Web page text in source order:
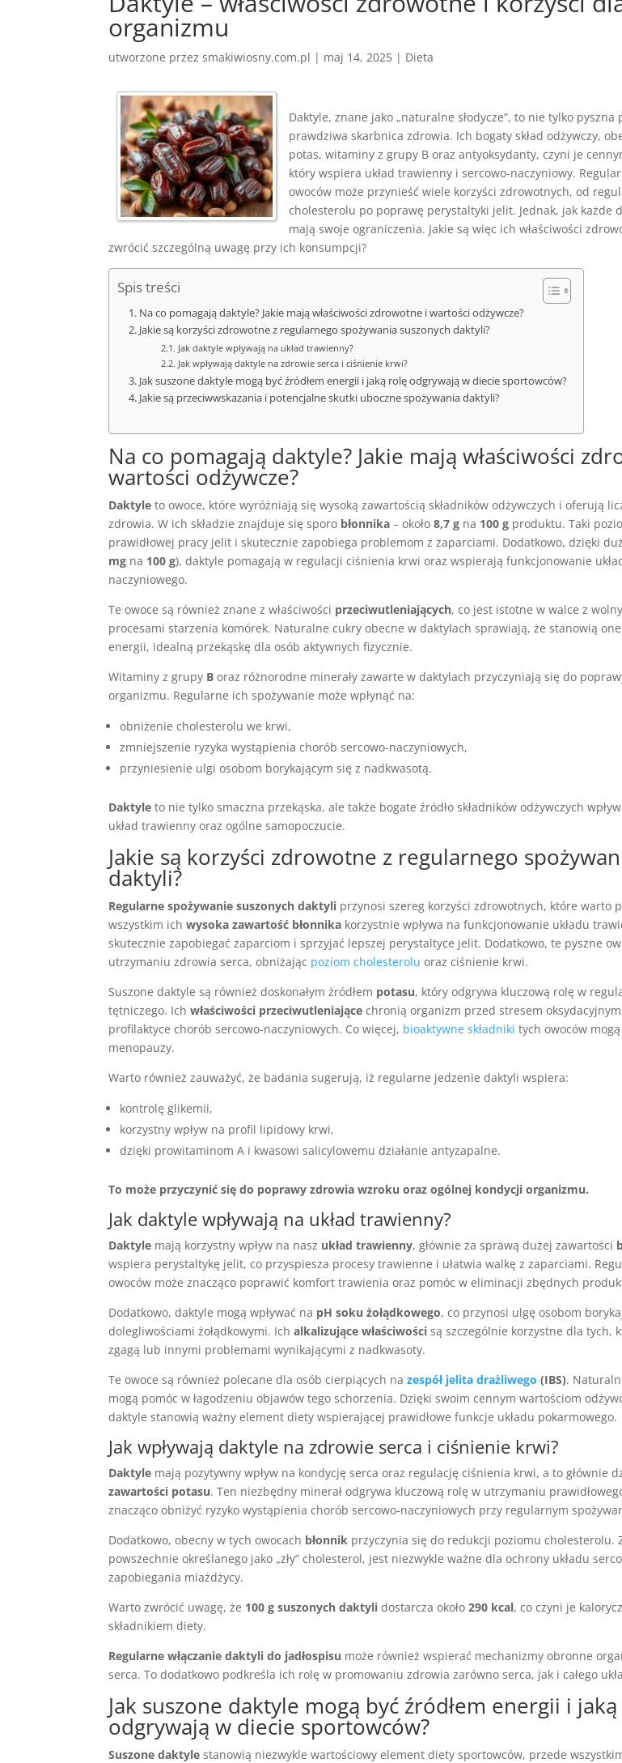
organizmu
utworzone przezsmakiwiosny.com.pl | maj 14, 2025 | Dieta
Daktyle, znane jako „naturalne słodycze”, to nie tylko pyszna
prawdziwa skarbnica zdrowia. Ich bogaty skład odżywczy,
potas, witaminy z grupy B oraz antyoksydanty, czyni je
który wspiera układ trawienny i sercowo-naczyniowy.
owoców może przynieść wiele korzyści zdrowotnych, od
cholesterolu po poprawę perystaltyki jelit. Jednak, jak każde
mają swoje ograniczenia. Jakie są więc ich właściwości
zwrócić szczególną uwagę przy ich konsumpcji?
Spis treści
Na co pomagają daktyle? Jakie mają właściwości zdrowotne i wartości odżywcze?
Jakie są korzyści zdrowotne z regularnego spożywania suszonych daktyli?
Jak daktyle wpływają na układ trawienny?
Jak wpływają daktyle na zdrowie serca i ciśnienie krwi?
Jak suszone daktyle mogą być źródłem energii i jaką rolę odgrywają w diecie sportowców?
Jakie są przeciwwskazania i potencjalne skutki uboczne spożywania daktyli?
Na co pomagają daktyle? Jakie mają właściwości
wartości odżywcze?
Daktyle to owoce, które wyróżniają się wysoką zawartością składników odżywczych i oferują
zdrowia. W ich składzie znajduje się sporo błonnika – około8,7 g na 100 g produktu. Taki
prawidłowej pracy jelit i skutecznie zapobiega problemom z zaparciami. Dodatkowo, dzięki
mg na 100 g), daktyle pomagają w regulacji ciśnienia krwi oraz wspierają funkcjonowanie
naczyniowego.
Te owoce są również znane z właściwości przeciwutleniających, co jest istotne w walce z
procesami starzenia komórek. Naturalne cukry obecne w daktylach sprawiają, że stanowią one
energii, idealną przekąskę dla osób aktywnych fizycznie.
Witaminy z grupy B oraz różnorodne minerały zawarte w daktylach przyczyniają się do
organizmu. Regularne ich spożywanie może wpłynąć na:
obniżenie cholesterolu we krwi,
zmniejszenie ryzyka wystąpienia chorób sercowo-naczyniowych,
przyniesienie ulgi osobom borykającym się z nadkwasotą.
Daktyle to nie tylko smaczna przekąska, ale także bogate źródło składników odżywczych
układ trawienny oraz ogólne samopoczucie.
Jakie są korzyści zdrowotne z regularnego
daktyli?
Regularne spożywanie suszonych daktyli przynosi szereg korzyści zdrowotnych, które warto
wszystkim ichwysoka zawartość błonnika korzystnie wpływa na funkcjonowanie układu
skutecznie zapobiegać zaparciom i sprzyjać lepszej perystaltyce jelit. Dodatkowo, te pyszne
utrzymaniu zdrowia serca, obniżając poziom cholesterolu oraz ciśnienie krwi.
Suszone daktyle są również doskonałym źródłem potasu, który odgrywa kluczową rolę w
tętniczego. Ichwłaściwości przeciwutleniające chronią organizm przed stresem
profilaktyce chorób sercowo-naczyniowych. Co więcej, bioaktywne składniki tych owoców
menopauzy.
Warto również zauważyć, że badania sugerują, iż regularne jedzenie daktyli wspiera:
kontrolę glikemii,
korzystny wpływ na profil lipidowy krwi,
dzięki prowitaminom A i kwasowi salicylowemu działanie antyzapalne.
To może przyczynić się do poprawy zdrowia wzroku oraz ogólnej kondycji organizmu.
Jak daktyle wpływają na układ trawienny?
Daktyle mają korzystny wpływ na nasz układ trawienny, głównie za sprawą dużej zawartości
wspiera perystaltykę jelit, co przyspiesza procesy trawienne i ułatwia walkę z zaparciami.
owoców może znacząco poprawić komfort trawienia oraz pomóc w eliminacji zbędnych
Dodatkowo, daktyle mogą wpływać na pH soku żołądkowego, co przynosi ulgę osobom
dolegliwościami żołądkowymi. Ichalkalizujące właściwości są szczególnie korzystne dla tych,
zgagą lub innymi problemami wynikającymi z nadkwasoty.
Te owoce są również polecane dla osób cierpiących nazespół jelita drażliwego (IBS).
mogą pomóc w łagodzeniu objawów tego schorzenia. Dzięki swoim cennym wartościom
daktyle stanowią ważny element diety wspierającej prawidłowe funkcje układu pokarmowego.
Jak wpływają daktyle na zdrowie serca i ciśnienie krwi?
Daktyle mają pozytywny wpływ na kondycję serca oraz regulację ciśnienia krwi, a to głównie
zawartości potasu. Ten niezbędny minerał odgrywa kluczową rolę w utrzymaniu
znacząco obniżyć ryzyko wystąpienia chorób sercowo-naczyniowych przy regularnym
Dodatkowo, obecny w tych owocach błonnik przyczynia się do redukcji poziomu cholesterolu.
powszechnie określanego jako „zły” cholesterol, jest niezwykle ważne dla ochrony układu
zapobiegania miażdżycy.
Warto zwrócić uwagę, że 100 g suszonych daktyli dostarcza około290 kcal, co czyni je
składnikiem diety.
Regularne włączanie daktyli do jadłospisu może również wspierać mechanizmy obronne
serca. To dodatkowo podkreśla ich rolę w promowaniu zdrowia zarówno serca, jak i całego
Jak suszone daktyle mogą być źródłem energii i
odgrywają w diecie sportowców?
Suszone daktyle stanowią niezwykle wartościowy element diety sportowców, przede